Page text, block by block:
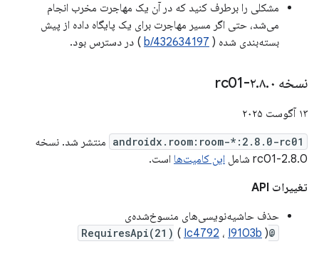
مشکلی را برطرف کنید که در آن یک مهاجرت مخرب انجام
می‌شد، حتی اگر مسیر مهاجرت برای یک پایگاه داده از پیش
بسته‌بندی شده ( b/432634197 ) در دسترس بود.
نسخه ۲ .۸.۰-rc01
۱۳ آگوست ۲۰۲۵
androidx.room:room-*:2.8.0-rc01 منتشر شد. نسخه
2.8.0-rc01 شامل
این کامیت‌ها است.
تغییرات API
حذف حاشیه‌نویسی‌های منسوخ‌شده‌ی
@RequiresApi(21)
( Ic4792 ، I9103b )